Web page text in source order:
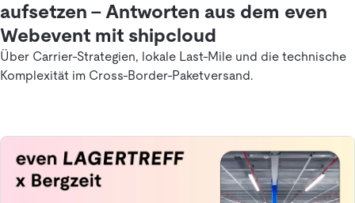
aufsetzen – Antworten aus dem even
Webevent mit shipcloud
Über Carrier-Strategien, lokale Last-Mile und die technische
Komplexität im Cross-Border-Paketversand.